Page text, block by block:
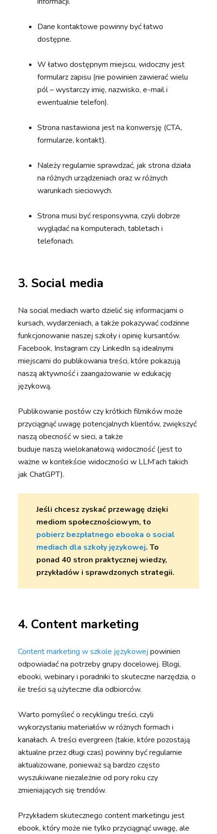
Dane kontaktowe powinny być łatwo
dostępne.
W łatwo dostępnym miejscu, widoczny jest
formularz zapisu (nie powinien zawierać wielu
pól – wystarczy imię, nazwisko, e-mail i
ewentualnie telefon).
Strona nastawiona jest na konwersję (CTA,
formularze, kontakt).
Należy regularnie sprawdzać, jak strona działa
na różnych urządzeniach oraz w różnych
warunkach sieciowych.
Strona musi być responsywna, czyli dobrze
wyglądać na komputerach, tabletach i
telefonach.
3. Social media
Na social mediach warto dzielić się informacjami o
kursach, wydarzeniach, a także pokazywać codzinne
funkcjonowanie naszej szkoły i opinię kursantów.
Facebook, Instagram czy LinkedIn są idealnymi
miejscami do publikowania treści, które pokazują
naszą aktywność i zaangażowanie w edukację
językową.
Publikowanie postów czy krótkich filmików może
przyciągnąć uwagę potencjalnych klientów, zwiększyć
naszą obecność w sieci, a także
buduje naszą wielokanałową widoczność (jest to
ważne w kontekście widoczności w LLM’ach takich
jak ChatGPT).
Jeśli chcesz zyskać przewagę dzięki
mediom społecznościowym, to
pobierz bezpłatnego ebooka o social
mediach dla szkoły językowej. To
ponad 40 stron praktycznej wiedzy,
przykładów i sprawdzonych strategii.
4. Content marketing
Content marketing w szkole językowej powinien
odpowiadać na potrzeby grupy docelowej. Blogi,
ebooki, webinary i poradniki to skuteczne narzędzia, o
ile treści są użyteczne dla odbiorców.
Warto pomyśleć o recyklingu treści, czyli
wykorzystaniu materiałów w różnych formach i
kanałach. A treści evergreen (takie, które pozostają
aktualne przez długi czas) powinny być regularnie
aktualizowane, ponieważ są bardzo często
wyszukiwane niezależnie od pory roku czy
zmieniających się trendów.
Przykładem skutecznego content marketingu jest
ebook, który może nie tylko przyciągnąć uwagę, ale